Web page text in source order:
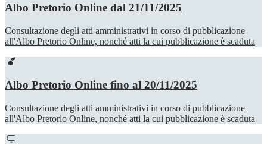
Albo Pretorio Online dal 21/11/2025
Consultazione degli atti amministrativi in corso di pubblicazione
all'Albo Pretorio Online, nonché atti la cui pubblicazione è scaduta
Albo Pretorio Online fino al 20/11/2025
Consultazione degli atti amministrativi in corso di pubblicazione
all'Albo Pretorio Online, nonché atti la cui pubblicazione è scaduta